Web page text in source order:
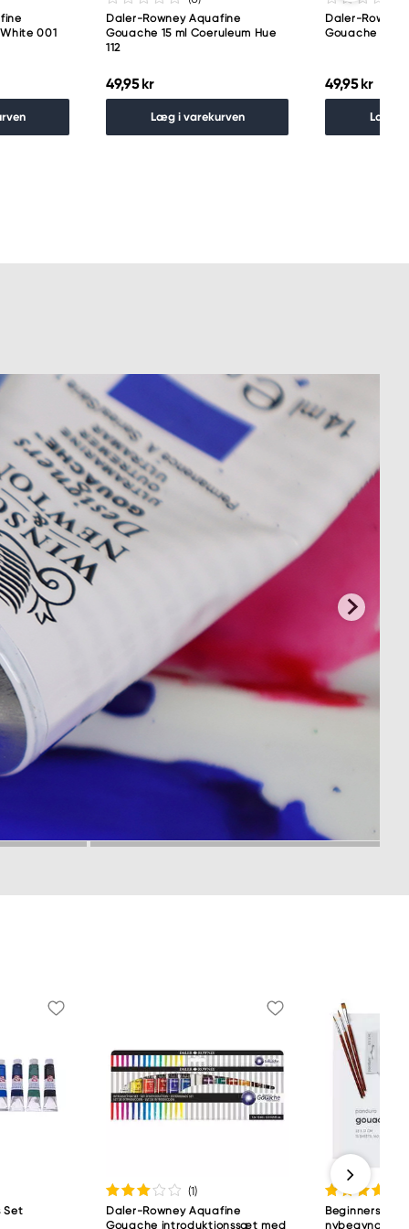
001
Daler-Rowney Aquafine
Gouache 15 ml Coeruleum Hue
112
49,95 kr
Læg i varekurven
Daler-
Gouache 15
49,95 kr
Læg i
Set
(1)
Daler-Rowney Aquafine
Gouache introduktionssæt med
Beginners